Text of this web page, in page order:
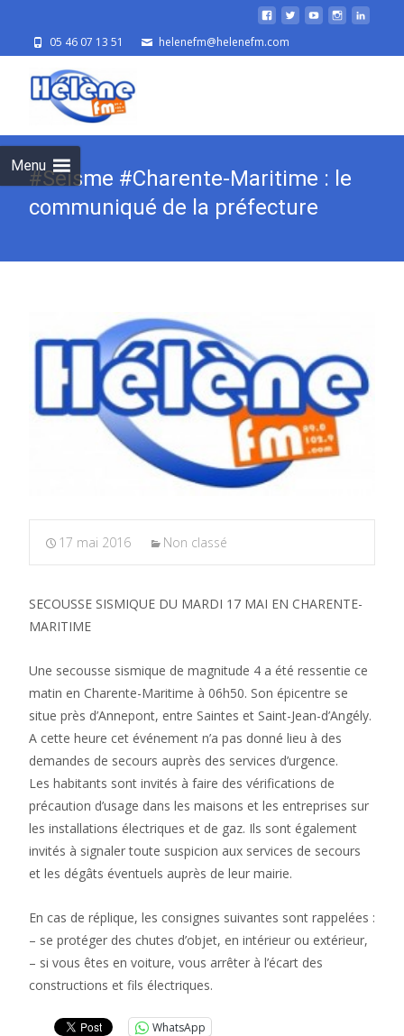
05 46 07 13 51 helenefm@helenefm.com
Menu
#Séisme #Charente-Maritime : le
communiqué de la préfecture
17 mai 2016 Non classé
SECOUSSE SISMIQUE DU MARDI 17 MAI EN CHARENTE-
MARITIME
Une secousse sismique de magnitude 4 a été ressentie ce
matin en Charente-Maritime à 06h50. Son épicentre se
situe près d’Annepont, entre Saintes et Saint-Jean-d’Angély.
A cette heure cet événement n’a pas donné lieu à des
demandes de secours auprès des services d’urgence.
Les habitants sont invités à faire des vérifications de
précaution d’usage dans les maisons et les entreprises sur
les installations électriques et de gaz. Ils sont également
invités à signaler toute suspicion aux services de secours
et les dégâts éventuels auprès de leur mairie.
En cas de réplique, les consignes suivantes sont rappelées :
– se protéger des chutes d’objet, en intérieur ou extérieur,
– si vous êtes en voiture, vous arrêter à l’écart des
constructions et fils électriques.
WhatsApp